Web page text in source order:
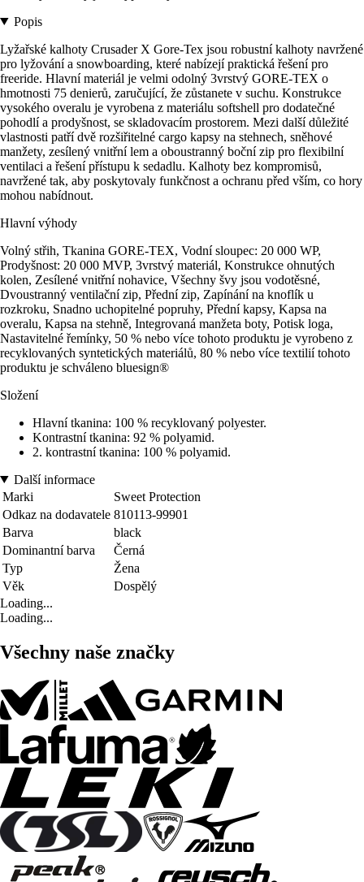
Popis
Lyžařské kalhoty Crusader X Gore-Tex jsou robustní kalhoty navržené
pro lyžování a snowboarding, které nabízejí praktická řešení pro
freeride. Hlavní materiál je velmi odolný 3vrstvý GORE-TEX o
hmotnosti 75 denierů, zaručující, že zůstanete v suchu. Konstrukce
vysokého overalu je vyrobena z materiálu softshell pro dodatečné
pohodlí a prodyšnost, se skladovacím prostorem. Mezi další důležité
vlastnosti patří dvě rozšiřitelné cargo kapsy na stehnech, sněhové
manžety, zesílený vnitřní lem a oboustranný boční zip pro flexibilní
ventilaci a řešení přístupu k sedadlu. Kalhoty bez kompromisů,
navržené tak, aby poskytovaly funkčnost a ochranu před vším, co hory
mohou nabídnout.
Hlavní výhody
Volný střih, Tkanina GORE-TEX, Vodní sloupec: 20 000 WP,
Prodyšnost: 20 000 MVP, 3vrstvý materiál, Konstrukce ohnutých
kolen, Zesílené vnitřní nohavice, Všechny švy jsou vodotěsné,
Dvoustranný ventilační zip, Přední zip, Zapínání na knoflík u
rozkroku, Snadno uchopitelné popruhy, Přední kapsy, Kapsa na
overalu, Kapsa na stehně, Integrovaná manžeta boty, Potisk loga,
Nastavitelné řemínky, 50 % nebo více tohoto produktu je vyrobeno z
recyklovaných syntetických materiálů, 80 % nebo více textilií tohoto
produktu je schváleno bluesign®
Složení
Hlavní tkanina: 100 % recyklovaný polyester.
Kontrastní tkanina: 92 % polyamid.
2. kontrastní tkanina: 100 % polyamid.
Další informace
Marki
Sweet Protection
Odkaz na dodavatele 810113-99901
Barva
black
Dominantní barva
Černá
Typ
Žena
Věk
Dospělý
Loading...
Loading...
Všechny naše značky